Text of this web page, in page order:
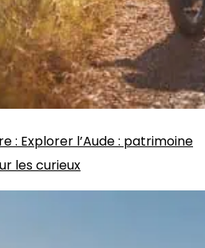
: Explorer l’Aude : patrimoine
les curieux